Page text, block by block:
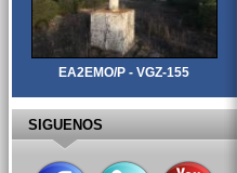
EA2EMO/P - VGZ-155
SIGUENOS